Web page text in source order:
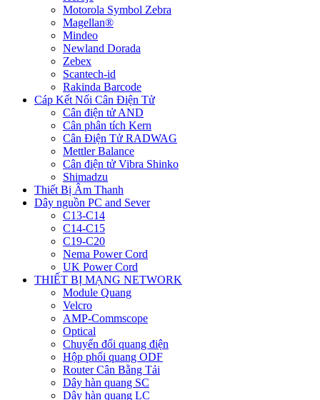
Motorola Symbol Zebra
Magellan®
Mindeo
Newland Dorada
Zebex
Scantech-id
Rakinda Barcode
Cáp Kết Nối Cân Điện Tử
Cân điện tử AND
Cân phân tích Kern
Cân Điện Tử RADWAG
Mettler Balance
Cân điện tử Vibra Shinko
Shimadzu
Thiết Bị Âm Thanh
Dây nguồn PC and Sever
C13-C14
C14-C15
C19-C20
Nema Power Cord
UK Power Cord
THIẾT BỊ MẠNG NETWORK
Module Quang
Velcro
AMP-Commscope
Optical
Chuyển đổi quang điện
Hộp phối quang ODF
Router Cân Bằng Tải
Dây hàn quang SC
Dây hàn quang LC